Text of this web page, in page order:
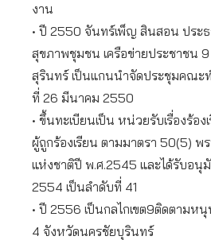
งาน
• ปี 2550 จันทร์เพ็ญ สินสอน ประ
สุขภาพชุมชน เครือข่ายประชาชน
สุรินทร์ เป็นแกนนำจัดประชุมคณะ
ที่ 26 มีนาคม 2550
• ขึ้นทะเบียนเป็น หน่วยรับเรื่องร้อ
ผู้ถูกร้องเรียน ตามมาตรา 50(5)
แห่งชาติปี พ.ศ.2545 และได้รับอนุ
2554 เป็นลำดับที่ 41
• ปี 2556 เป็นกลไกเขต9ติดตามห
4 จังหวัดนครชัยบุรินทร์